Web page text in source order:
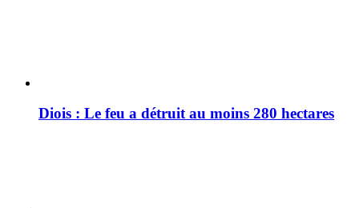
Diois : Le feu a détruit au moins 280 hectares